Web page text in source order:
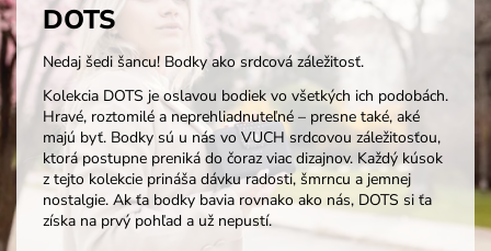
DOTS
Nedaj šedi šancu! Bodky ako srdcová záležitosť.
Kolekcia DOTS je oslavou bodiek vo všetkých ich podobách.
Hravé, roztomilé a neprehliadnuteľné – presne také, aké
majú byť. Bodky sú u nás vo VUCH srdcovou záležitosťou,
ktorá postupne preniká do čoraz viac dizajnov. Každý kúsok
z tejto kolekcie prináša dávku radosti, šmrncu a jemnej
nostalgie. Ak ťa bodky bavia rovnako ako nás, DOTS si ťa
získa na prvý pohľad a už nepustí.